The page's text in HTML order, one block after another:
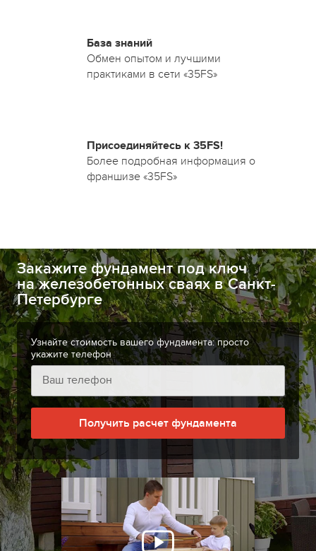
База знаний
Обмен опытом и лучшими
практиками в сети «35FS»
Присоединяйтесь к 35FS!
Более подробная информация о
франшизе «35FS»
Закажите фундамент под ключ
на железобетонных сваях в Санкт-
Петербурге
Узнайте стоимость вашего фундамента: просто
укажите телефон
Получить расчет фундамента